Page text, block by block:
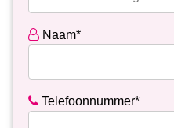
Naam*
Telefoonnummer*